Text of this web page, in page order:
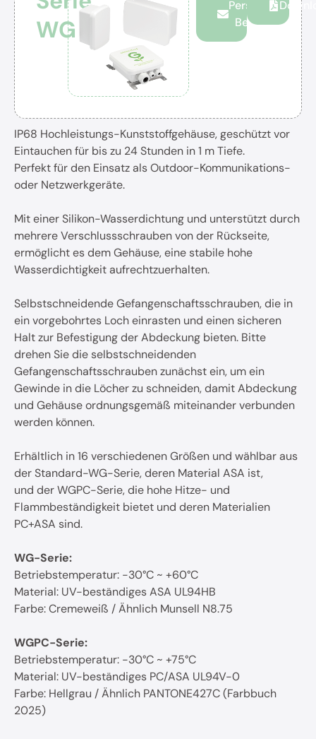
WG
Persönliche
Beratung
IP68 Hochleistungs-Kunststoffgehäuse, geschützt vor
Eintauchen für bis zu 24 Stunden in 1 m Tiefe.
Perfekt für den Einsatz als Outdoor-Kommunikations-
oder Netzwerkgeräte.
Mit einer Silikon-Wasserdichtung und unterstützt durch
mehrere Verschlussschrauben von der Rückseite,
ermöglicht es dem Gehäuse, eine stabile hohe
Wasserdichtigkeit aufrechtzuerhalten.
Selbstschneidende Gefangenschaftsschrauben, die in
ein vorgebohrtes Loch einrasten und einen sicheren
Halt zur Befestigung der Abdeckung bieten. Bitte
drehen Sie die selbstschneidenden
Gefangenschaftsschrauben zunächst ein, um ein
Gewinde in die Löcher zu schneiden, damit Abdeckung
und Gehäuse ordnungsgemäß miteinander verbunden
werden können.
Erhältlich in 16 verschiedenen Größen und wählbar aus
der Standard-WG-Serie, deren Material ASA ist,
und der WGPC-Serie, die hohe Hitze- und
Flammbeständigkeit bietet und deren Materialien
PC+ASA sind.
WG-Serie:
Betriebstemperatur: -30°C ~ +60°C
Material: UV-beständiges ASA UL94HB
Farbe: Cremeweiß / Ähnlich Munsell N8.75
WGPC-Serie:
Betriebstemperatur: -30°C ~ +75°C
Material: UV-beständiges PC/ASA UL94V-0
Farbe: Hellgrau / Ähnlich PANTONE427C (Farbbuch
2025)